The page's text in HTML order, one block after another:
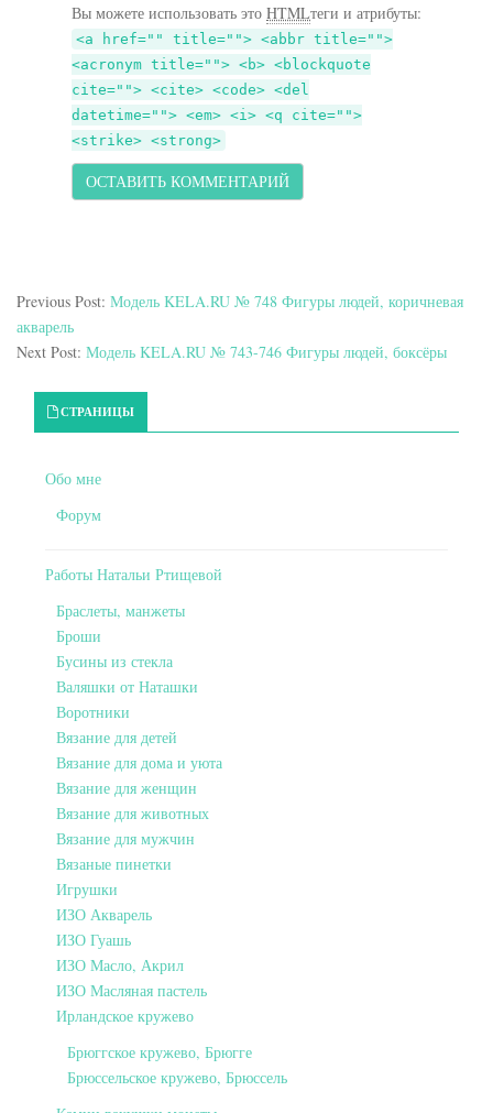
Вы можете использовать это HTMLтеги и атрибуты:
<a href="" title=""> <abbr title="">
<acronym title=""> <b> <blockquote
cite=""> <cite> <code> <del
datetime=""> <em> <i> <q cite="">
<strike> <strong>
Previous Post: Модель KELA.RU № 748 Фигуры людей, коричневая
акварель
Next Post: Модель KELA.RU № 743-746 Фигуры людей, боксёры
Primary Sidebar
СТРАНИЦЫ
Обо мне
Форум
Работы Натальи Ртищевой
Браслеты, манжеты
Броши
Бусины из стекла
Валяшки от Наташки
Воротники
Вязание для детей
Вязание для дома и уюта
Вязание для женщин
Вязание для животных
Вязание для мужчин
Вязаные пинетки
Игрушки
ИЗО Акварель
ИЗО Гуашь
ИЗО Масло, Акрил
ИЗО Масляная пастель
Ирландское кружево
Брюггское кружево, Брюгге
Брюссельское кружево, Брюссель